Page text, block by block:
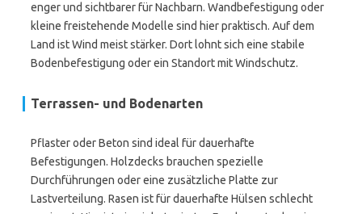
enger und sichtbarer für Nachbarn. Wandbefestigung oder
kleine freistehende Modelle sind hier praktisch. Auf dem
Land ist Wind meist stärker. Dort lohnt sich eine stabile
Bodenbefestigung oder ein Standort mit Windschutz.
Terrassen- und Bodenarten
Pflaster oder Beton sind ideal für dauerhafte
Befestigungen. Holzdecks brauchen spezielle
Durchführungen oder eine zusätzliche Platte zur
Lastverteilung. Rasen ist für dauerhafte Hülsen schlecht